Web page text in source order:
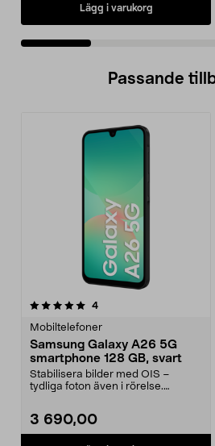
Lägg i varukorg
Passande
4recensioner
Mobiltelefoner
Samsung Galaxy A26 5G
smartphone 128 GB, svart
Stabilisera bilder med OIS –
tydliga foton även i rörelse.
3 690,00